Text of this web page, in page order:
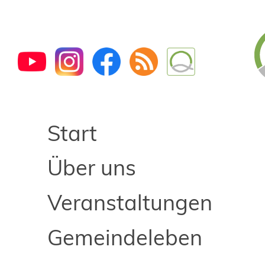
Start
Über uns
Veranstaltungen
Gemeindeleben